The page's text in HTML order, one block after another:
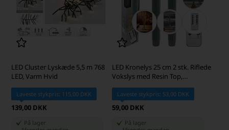
LED Cluster Lyskæde 5,5 m 768
LED, Varm Hvid
Laveste stykpris: 115,00 DKK
139,00 DKK
På lager
LED Kronelys 25 cm 2 stk. Riflede
Vokslys med Resin Top,
Laurbærgrøn
Laveste stykpris: 53,00 DKK
59,00 DKK
På lager